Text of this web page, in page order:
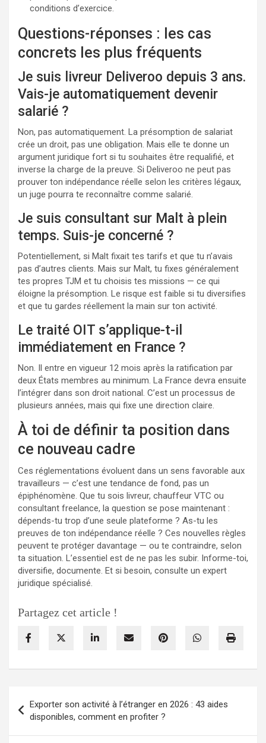
conditions d’exercice.
Questions-réponses : les cas
concrets les plus fréquents
Je suis livreur Deliveroo depuis 3 ans.
Vais-je automatiquement devenir
salarié ?
Non, pas automatiquement. La présomption de salariat
crée un droit, pas une obligation. Mais elle te donne un
argument juridique fort si tu souhaites être requalifié, et
inverse la charge de la preuve. Si Deliveroo ne peut pas
prouver ton indépendance réelle selon les critères légaux,
un juge pourra te reconnaître comme salarié.
Je suis consultant sur Malt à plein
temps. Suis-je concerné ?
Potentiellement, si Malt fixait tes tarifs et que tu n’avais
pas d’autres clients. Mais sur Malt, tu fixes généralement
tes propres TJM et tu choisis tes missions — ce qui
éloigne la présomption. Le risque est faible si tu diversifies
et que tu gardes réellement la main sur ton activité.
Le traité OIT s’applique-t-il
immédiatement en France ?
Non. Il entre en vigueur 12 mois après la ratification par
deux États membres au minimum. La France devra ensuite
l’intégrer dans son droit national. C’est un processus de
plusieurs années, mais qui fixe une direction claire.
À toi de définir ta position dans
ce nouveau cadre
Ces réglementations évoluent dans un sens favorable aux
travailleurs — c’est une tendance de fond, pas un
épiphénomène. Que tu sois livreur, chauffeur VTC ou
consultant freelance, la question se pose maintenant :
dépends-tu trop d’une seule plateforme ? As-tu les
preuves de ton indépendance réelle ? Ces nouvelles règles
peuvent te protéger davantage — ou te contraindre, selon
ta situation. L’essentiel est de ne pas les subir. Informe-toi,
diversifie, documente. Et si besoin, consulte un expert
juridique spécialisé.
Partagez cet article !
de
l’article
Exporter son activité à l’étranger en 2026 : 43 aides
disponibles, comment en profiter ?